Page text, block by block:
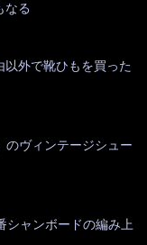
なる
外で靴ひもを買った
のヴィンテージシュー
シャンボードの編み上